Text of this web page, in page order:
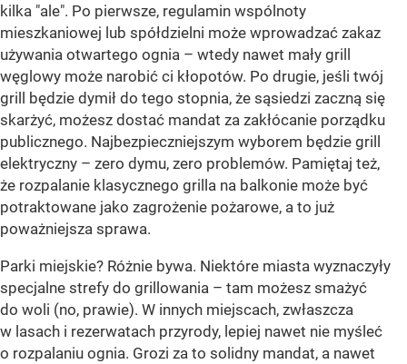
kilka "ale". Po pierwsze, regulamin wspólnoty
mieszkaniowej lub spółdzielni może wprowadzać zakaz
używania otwartego ognia – wtedy nawet mały grill
węglowy może narobić ci kłopotów. Po drugie, jeśli twój
grill będzie dymił do tego stopnia, że sąsiedzi zaczną się
skarżyć, możesz dostać mandat za zakłócanie porządku
publicznego. Najbezpieczniejszym wyborem będzie grill
elektryczny – zero dymu, zero problemów. Pamiętaj też,
że rozpalanie klasycznego grilla na balkonie może być
potraktowane jako zagrożenie pożarowe, a to już
poważniejsza sprawa.
Parki miejskie? Różnie bywa. Niektóre miasta wyznaczyły
specjalne strefy do grillowania – tam możesz smażyć
do woli (no, prawie). W innych miejscach, zwłaszcza
w lasach i rezerwatach przyrody, lepiej nawet nie myśleć
o rozpalaniu ognia. Grozi za to solidny mandat, a nawet